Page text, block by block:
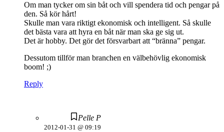
Om man tycker om sin båt och vill spendera tid och pengar på
den. Så kör hårt!
Skulle man vara riktigt ekonomisk och intelligent. Så skulle
det bästa vara att hyra en båt när man ska ge sig ut.
Det är hobby. Det gör det försvarbart att “bränna” pengar.
Dessutom tillför man branchen en välbehövlig ekonomisk
boom! ;)
Reply
Pelle P
2012-01-31 @ 09:19